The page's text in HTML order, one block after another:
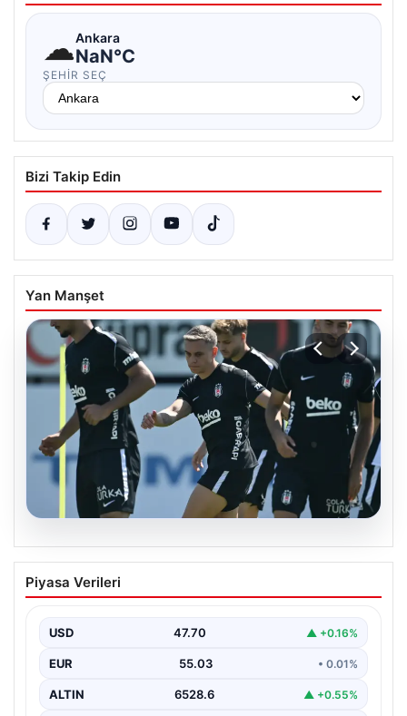
☁Ankara
NaN°C
ŞEHIR SEÇ
Bizi Takip Edin
Yan Manşet
05.08.2026
Beşiktaş Hradec Kralove Maçı
Öncesinde Leandro Trossard
Türk futbolunun köklü kulüplerinden Beşiktaş, UEFA
Piyasa Verileri
USD 47.70 ▲ +0.16%
EUR 55.03 • 0.01%
ALTIN 6528.6 ▲ +0.55%